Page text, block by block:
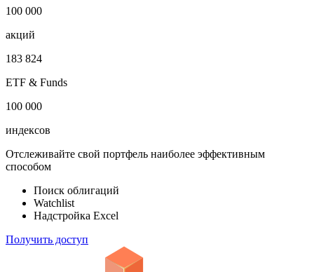
100 000
акций
183 824
ETF & Funds
100 000
индексов
Отслеживайте свой портфель наиболее эффективным
способом
Поиск облигаций
Watchlist
Надстройка Excel
Получить доступ